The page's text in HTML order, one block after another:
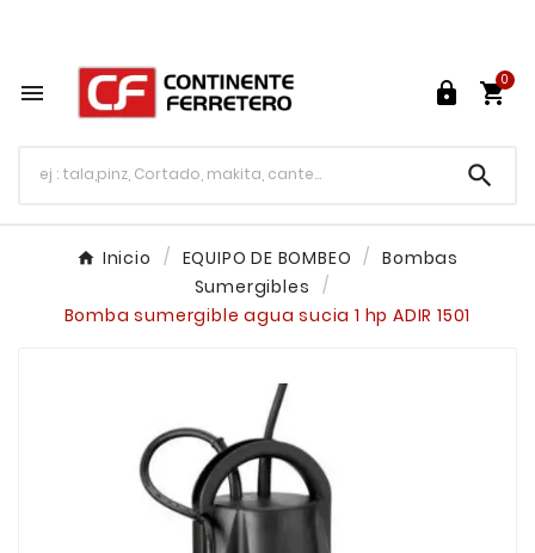
  
0

Inicio EQUIPO DE BOMBEO
Bombas
Sumergibles
Bomba sumergible agua sucia 1 hp ADIR 1501